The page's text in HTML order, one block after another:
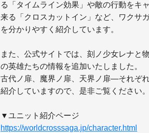
る「タイムライン効果」や敵の行動をキ
来る「クロスカットイン」など、ワクサ
を分かりやすく紹介しています。
また、公式サイトでは、刻ノ少女レナと
の英雄たちの情報を追加いたしました。
古代ノ扉、魔界ノ扉、天界ノ扉―それぞ
紹介していますので、是非ご覧ください。
https://worldcrosssaga.jp/character.html